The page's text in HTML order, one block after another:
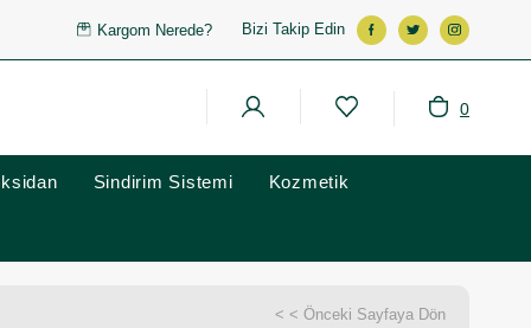
Kargom Nerede? Bizi Takip Edin
0
Sindirim Sistemi Kozmetik
< < Önceki Sayfaya Dön